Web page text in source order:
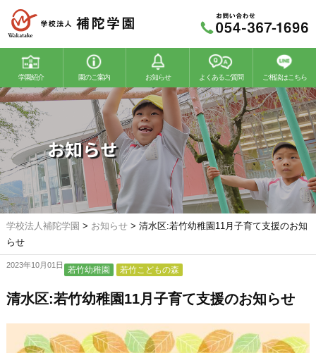
学園紹介 園のご案内
若竹幼稚園 若竹こどもの森
お知らせ よくあるご質問 ご相談はこちら
お知らせ
学校法人補陀学園 > お知らせ> 清水区:若竹幼稚園11月子育て支援のお知
らせ
2023年10月01日 若竹幼稚園 若竹こどもの森
清水区:若竹幼稚園11月子育て支援のお知らせ